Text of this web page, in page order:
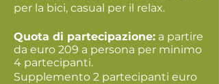
per la bici, casual per il relax.
Quota di partecipazione: a partire
da euro 209 a persona per minimo
4 partecipanti.
Supplemento 2 partecipanti euro